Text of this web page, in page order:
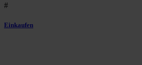
#
Einkaufen